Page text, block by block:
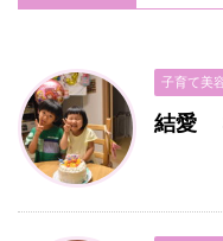
子育て美
結愛